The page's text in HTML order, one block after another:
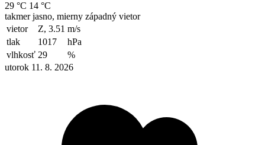
29 °C 14 °C
takmer jasno, mierny západný vietor
vietor
Z, 3.51 m/s
tlak
1017
hPa
vlhkosť 29
%
utorok 11. 8. 2026